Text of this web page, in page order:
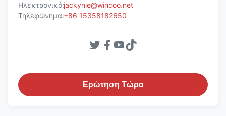
Ηλεκτρονικό:jackynie@wincoo.net
Τηλεφώνημα:+86 15358182650
Ερώτηση Τώρα